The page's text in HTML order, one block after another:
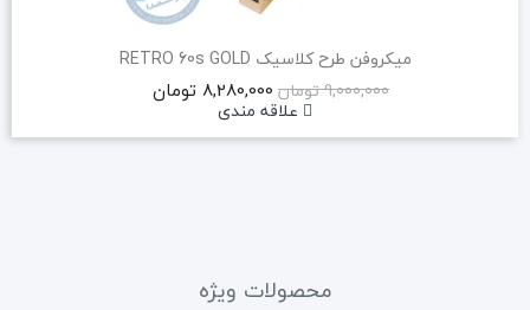
میکروفن طرح کلاسیک RETRO 60s GOLD
9,000,000 تومان
8,280,000 تومان
علاقه مندی
محصولات ویژه